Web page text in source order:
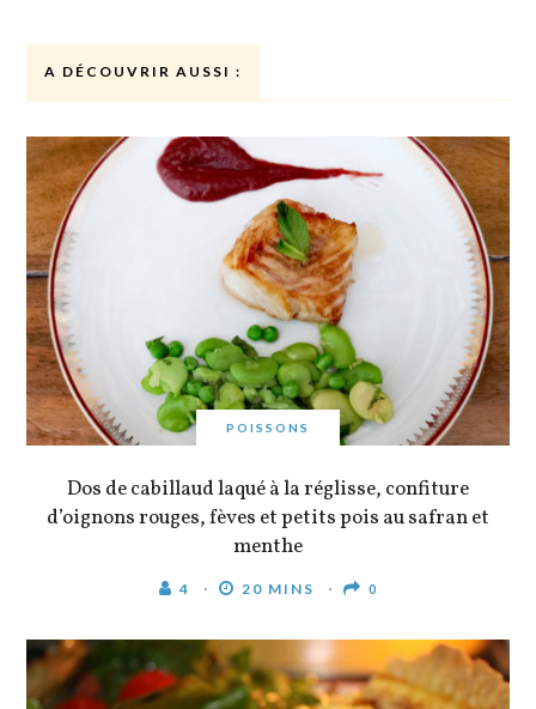
A DÉCOUVRIR AUSSI :
POISSONS
Dos de cabillaud laqué à la réglisse, confiture
d’oignons rouges, fèves et petits pois au safran et
menthe
4 20 MINS 0